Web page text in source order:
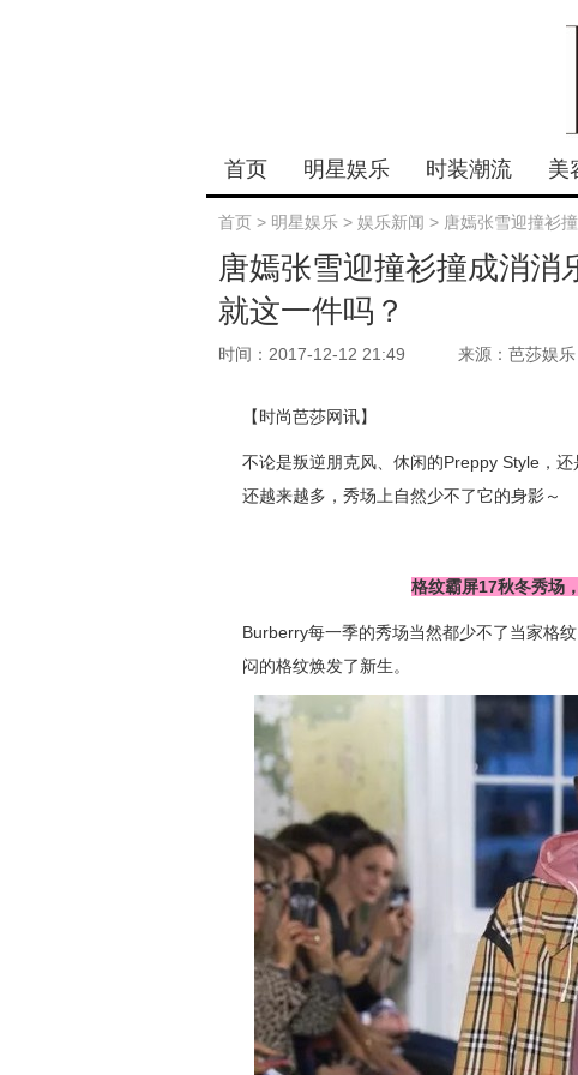
首页 明星娱乐 时装潮流 美
首页 > 明星娱乐 > 娱乐新闻 > 唐嫣张雪迎撞衫
唐嫣张雪迎撞衫撞成消消
就这一件吗？
时间：2017-12-12 21:49 来源：芭莎娱乐
【时尚芭莎网讯】
不论是叛逆朋克风、休闲的Preppy Style，
还越来越多，秀场上自然少不了它的身影～
格纹霸屏17秋冬秀场
Burberry每一季的秀场当然都少不了当家格
闷的格纹焕发了新生。